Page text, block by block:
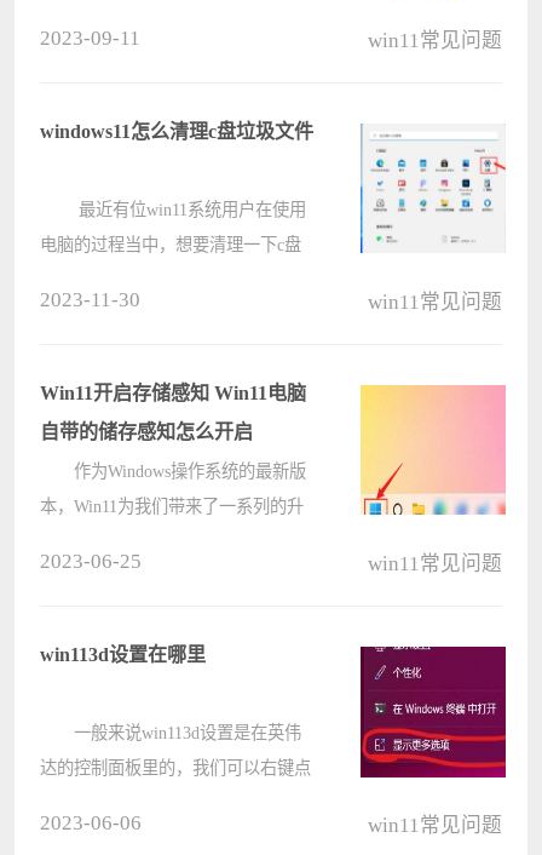
来看看吧。 Win11怎么关闭自动
2023-09-11 win11常见问题
windows11怎么清理c盘垃圾文件
最近有位win11系统用户在使用
电脑的过程当中，想要清理一下c盘
脑系统之家为大家分享win11系统清
理c盘????
2023-11-30 win11常见问题
Win11开启存储感知 Win11电脑
自带的储存感知怎么开启
作为Windows操作系统的最新版
本，Win11为我们带来了一系列的升
脑运行更加高效和流畅。它可以自动
2023-06-25 win11常见问题
win113d设置在哪里
一般来说win113d设置是在英伟
达的控制面板里的，我们可以右键点
2023-06-06 win11常见问题